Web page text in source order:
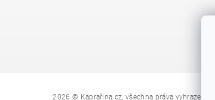
2026 © Kaprařina.cz, všechna práva vyhrazena